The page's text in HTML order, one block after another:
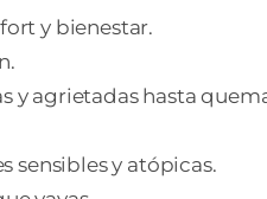
y bienestar.
y agrietadas hasta
sensibles y atópicas.